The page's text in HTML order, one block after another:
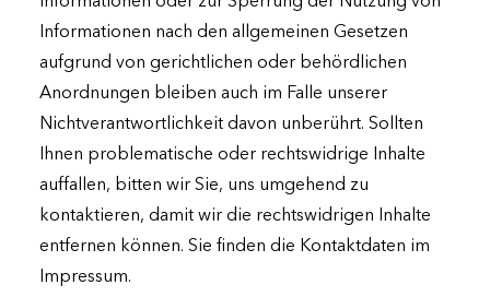
Informationen nach den allgemeinen Gesetzen
aufgrund von gerichtlichen oder behördlichen
Anordnungen bleiben auch im Falle unserer
Nichtverantwortlichkeit davon unberührt. Sollten
Ihnen problematische oder rechtswidrige Inhalte
auffallen, bitten wir Sie, uns umgehend zu
kontaktieren, damit wir die rechtswidrigen Inhalte
entfernen können. Sie finden die Kontaktdaten im
Impressum.